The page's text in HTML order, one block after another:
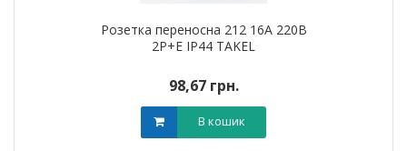
Розетка переносна 212 16А 220В
2Р+Е IP44 TAKEL
98,67 грн.
В кошик